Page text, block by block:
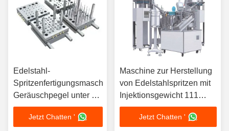
Edelstahl-
Spritzenfertigungsmaschine
Geräuschpegel unter 75
dB Entwickelt für die
Massenproduktion unter
Jetzt Chatten '
Maschine zur Herstellung
von Edelstahlspritzen mit
Injektionsgewicht 111
Gramm und Abmessungen
3000 1500 1800 mm für
Jetzt Chatten '